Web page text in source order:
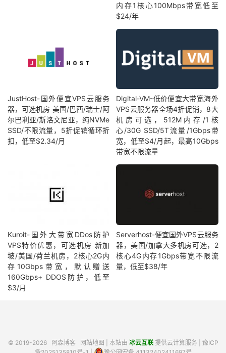
内存1核心100Mbps带宽低至
$24/年
JustHost-国外便宜VPS云服务
器，可选机房 美国/巴西/瑞士/阿
尔巴利亚/斯洛文尼亚，纯NVMe
SSD/不限流量，5折促销循环折
扣，低至$2.34/月
Digital-VM-低价便宜大带宽海外
VPS云服务器全场4折促销，8大
机房可选，512M内存/1核
心/30G SSD/5T流量/1Gbps带
宽，低至$4/月起，最高10Gbps
带宽不限流量
Kuroit-国外大带宽DDos防护
VPS特价优惠，可选机房 新加
坡/美国/荷兰机房，2核心2G内
存10Gbps带宽，默认赠送
160Gbps+ DDOS防护，低至
$3/月
Serverhost-便宜国外VPS云服务
器，美国/加拿大多机房可选，2
核心4G内存1Gbps带宽不限流
量，低至$38/年
© 2019-2026 阿森博客 网站地图 | 本站由 冰云互联提供云计算服务 | 豫ICP